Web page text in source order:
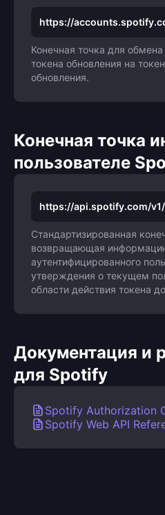
https://
Конечная точка для
токена обновления на
обновления.
Конечная точка
пользователе
https://api.spotify.com/
Стандартизированная
возвращающая
аутентифицированного
утверждения о текущем
области действия токена
Документация и
для Spotify
Spotify Authorization
Spotify Web API